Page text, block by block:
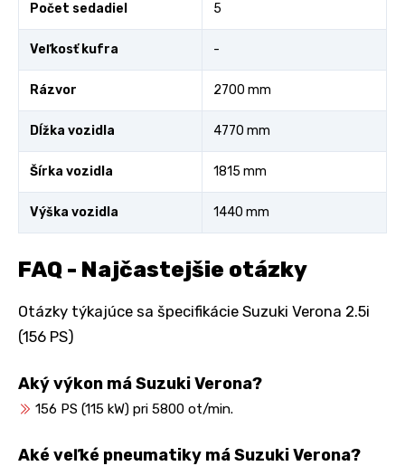
Počet sedadiel 5
Veľkosť kufra -
Rázvor 2700 mm
Dĺžka vozidla 4770 mm
Šírka vozidla 1815 mm
Výška vozidla 1440 mm
FAQ - Najčastejšie otázky
Otázky týkajúce sa špecifikácie Suzuki Verona 2.5i
(156 PS)
Aký výkon má Suzuki Verona?
156 PS (115 kW) pri 5800 ot/min.
Aké veľké pneumatiky má Suzuki Verona?